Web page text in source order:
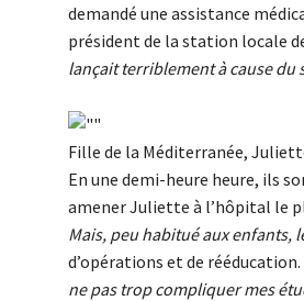
demandé une assistance
président de la station locale
lançait terriblement à cause du
Fille de la Méditerranée,
En une demi-heure heure, ils
amener Juliette à l’hôpital le
Mais, peu habitué aux enfants,
d’opérations et de rééducation.
ne pas trop compliquer mes